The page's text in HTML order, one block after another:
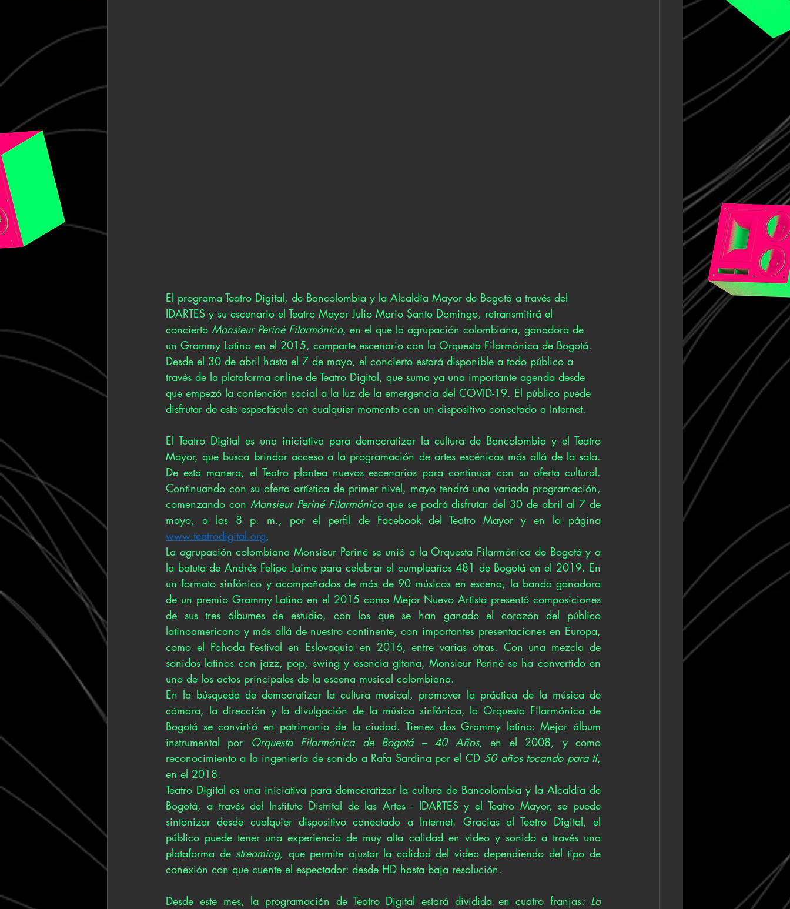
El programa Teatro Digital, de Bancolombia y la Alcaldía Mayor de Bogotá a través del
IDARTES y su escenario el Teatro Mayor Julio Mario Santo Domingo, retransmitirá el
concierto Monsieur Periné Filarmónico, en el que la agrupación colombiana, ganadora de
un Grammy Latino en el 2015, comparte escenario con la Orquesta Filarmónica de Bogotá.
Desde el 30 de abril hasta el 7 de mayo, el concierto estará disponible a todo público a
través de la plataforma online de Teatro Digital, que suma ya una importante agenda desde
que empezó la contención social a la luz de la emergencia del COVID-19. El público puede
disfrutar de este espectáculo en cualquier momento con un dispositivo conectado a Internet.
El Teatro Digital es una iniciativa para democratizar la cultura de Bancolombia y el Teatro
Mayor, que busca brindar acceso a la programación de artes escénicas más allá de la sala.
De esta manera, el Teatro plantea nuevos escenarios para continuar con su oferta cultural.
Continuando con su oferta artística de primer nivel, mayo tendrá una variada programación,
comenzando con Monsieur Periné Filarmónico que se podrá disfrutar del 30 de abril al 7 de
www.teatrodigital.org.
La agrupación colombiana Monsieur Periné se unió a la Orquesta Filarmónica de Bogotá y a
la batuta de Andrés Felipe Jaime para celebrar el cumpleaños 481 de Bogotá en el 2019. En
un formato sinfónico y acompañados de más de 90 músicos en escena, la banda ganadora
de un premio Grammy Latino en el 2015 como Mejor Nuevo Artista presentó composiciones
de sus tres álbumes de estudio, con los que se han ganado el corazón del público
latinoamericano y más allá de nuestro continente, con importantes presentaciones en Europa,
como el Pohoda Festival en Eslovaquia en 2016, entre varias otras. Con una mezcla de
sonidos latinos con jazz, pop, swing y esencia gitana, Monsieur Periné se ha convertido en
uno de los actos principales de la escena musical colombiana.
En la búsqueda de democratizar la cultura musical, promover la práctica de la música de
cámara, la dirección y la divulgación de la música sinfónica, la Orquesta Filarmónica de
Bogotá se convirtió en patrimonio de la ciudad. Tienes dos Grammy latino: Mejor álbum
instrumental por Orquesta Filarmónica de Bogotá – 40 Años, en el 2008, y como
reconocimiento a la ingeniería de sonido a Rafa Sardina por el CD 50 años tocando para ti,
en el 2018.
Teatro Digital es una iniciativa para democratizar la cultura de Bancolombia y la Alcaldía de
Bogotá, a través del Instituto Distrital de las Artes - IDARTES y el Teatro Mayor, se puede
sintonizar desde cualquier dispositivo conectado a Internet. Gracias al Teatro Digital, el
público puede tener una experiencia de muy alta calidad en video y sonido a través una
plataforma de streaming, que permite ajustar la calidad del video dependiendo del tipo de
conexión con que cuente el espectador: desde HD hasta baja resolución.
Desde este mes, la programación de Teatro Digital estará dividida en cuatro franjas: Lo